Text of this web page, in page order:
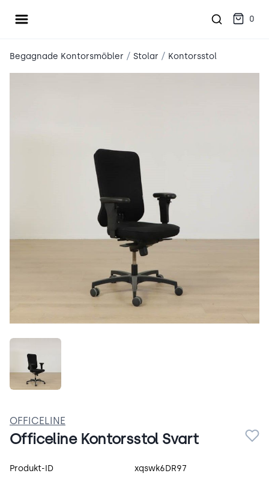
Öppna meny 0
Begagnade Kontorsmöbler / Stolar / Kontorsstol
fZ_bWb_Z57cT.jpeg
OFFICELINE
Officeline Kontorsstol Svart
Produktspecifikation
Produkt-ID xqswk6DR97